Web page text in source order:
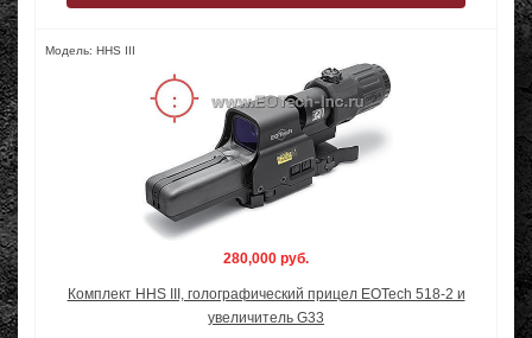
Модель: HHS III
280,000 руб.
Комплект HHS III, голографический прицел EOTech 518-2 и
увеличитель G33